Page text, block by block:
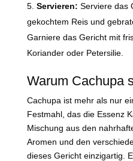
Servieren: Serviere das
gekochtem Reis und
Garniere das Gericht mit
Koriander oder Petersilie.
Warum Cachupa
Cachupa ist mehr als nur
Festmahl, das die Essenz
Mischung aus den
Aromen und den
dieses Gericht einzigartig.